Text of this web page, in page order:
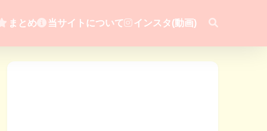
まとめ 当サイトについて インスタ(動画)